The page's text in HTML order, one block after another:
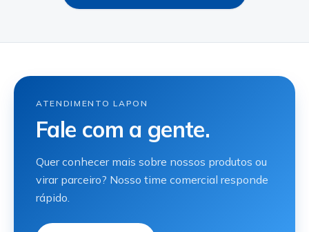
ATENDIMENTO LAPON
Fale com a gente.
Quer conhecer mais sobre nossos produtos ou
virar parceiro? Nosso time comercial responde
rápido.